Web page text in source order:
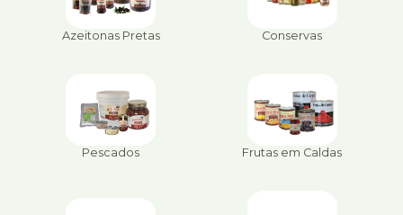
Azeitonas Pretas Conservas
Pescados Frutas em Caldas